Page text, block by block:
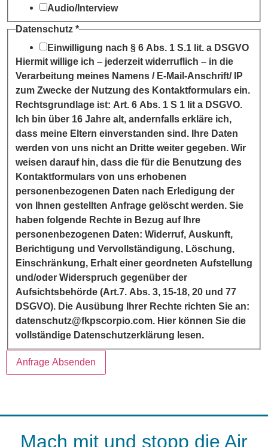
Audio/Interview
Datenschutz *
Einwilligung nach § 6 Abs. 1 S.1 lit. a DSGVO
Hiermit willige ich – jederzeit widerruflich – in die
Verarbeitung meines Namens / E-Mail-Anschrift/ IP
zum Zwecke der Nutzung des Kontaktformulars ein.
Rechtsgrundlage ist: Art. 6 Abs. 1 S 1 lit a DSGVO.
Ich bin über 16 Jahre alt, andernfalls erkläre ich,
dass meine Eltern einverstanden sind. Ihre Daten
werden von uns nicht an Dritte weiter gegeben. Wir
weisen darauf hin, dass die für die Benutzung des
Kontaktformulars von uns erhobenen
personenbezogenen Daten nach Erledigung der
von Ihnen gestellten Anfrage gelöscht werden. Sie
haben folgende Rechte in Bezug auf Ihre
personenbezogenen Daten: Widerruf, Auskunft,
Berichtigung und Vervollständigung, Löschung,
Einschränkung, Erhalt einer geordneten Aufstellung
und/oder Widerspruch gegenüber der
Aufsichtsbehörde (Art.7. Abs. 3, 15-18, 20 und 77
DSGVO). Die Ausübung Ihrer Rechte richten Sie an:
datenschutz@fkpscorpio.com. Hier können Sie die
vollständige Datenschutzerklärung lesen.
Anfrage Absenden
Mach mit und stopp die Air